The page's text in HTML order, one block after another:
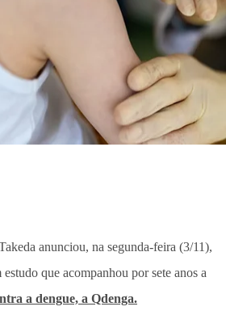
anunciou, na segunda-feira (3/11),
que acompanhou por sete anos a
a dengue, a Qdenga.